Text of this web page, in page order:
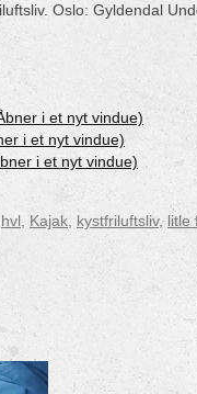
Oslo: Gyldendal
i et nyt vindue)
i et nyt vindue)
i et nyt vindue)
hvl Kajak kystfriluftsliv,litle